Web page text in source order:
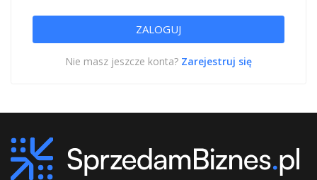
Nie masz jeszcze konta? Zarejestruj się